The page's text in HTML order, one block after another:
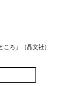
ろ』（晶文社）